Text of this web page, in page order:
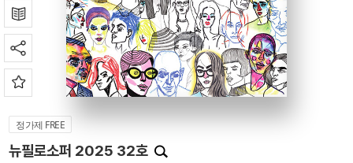
정가제 FREE
뉴필로소퍼 2025 32호